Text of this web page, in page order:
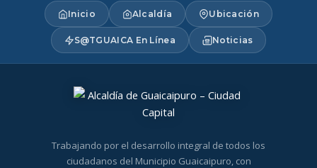
Inicio Alcaldía Ubicación
S@TGUAICA En Línea Noticias
Trabajando por el desarrollo integral de todos los
ciudadanos del Municipio Guaicaipuro, con